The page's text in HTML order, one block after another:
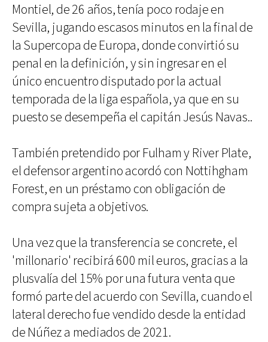
Montiel, de 26 años, tenía poco rodaje en
Sevilla, jugando escasos minutos en la final de
la Supercopa de Europa, donde convirtió su
penal en la definición, y sin ingresar en el
único encuentro disputado por la actual
temporada de la liga española, ya que en su
puesto se desempeña el capitán Jesús Navas..
También pretendido por Fulham y River Plate,
el defensor argentino acordó con Nottihgham
Forest, en un préstamo con obligación de
compra sujeta a objetivos.
Una vez que la transferencia se concrete, el
'millonario' recibirá 600 mil euros, gracias a la
plusvalía del 15% por una futura venta que
formó parte del acuerdo con Sevilla, cuando el
lateral derecho fue vendido desde la entidad
de Núñez a mediados de 2021.